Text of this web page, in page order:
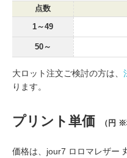
点数
1～49
50～
大ロット注文ご検討の方は、
ります。
プリント単価 （円 ※
価格は、jour7 ロロマレザー